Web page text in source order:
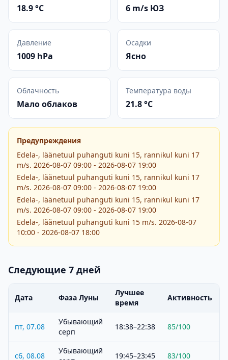
18.9 °C 6 m/s ЮЗ
Давление
1009 hPa
Осадки
Ясно
Облачность
Мало облаков
Температура воды
21.8 °C
Предупреждения
Edela-, läänetuul puhanguti kuni 15, rannikul kuni 17
m/s. 2026-08-07 09:00 - 2026-08-07 19:00
Edela-, läänetuul puhanguti kuni 15, rannikul kuni 17
m/s. 2026-08-07 09:00 - 2026-08-07 19:00
Edela-, läänetuul puhanguti kuni 15, rannikul kuni 17
m/s. 2026-08-07 09:00 - 2026-08-07 19:00
Edela-, läänetuul puhanguti kuni 15 m/s. 2026-08-07
10:00 - 2026-08-07 18:00
Следующие 7 дней
Дата Фаза Луны
Лучшее
время
Активность
пт, 07.08
Убывающий
серп
18:38–22:38 85/100
сб, 08.08
Убывающий
19:45–23:45 83/100